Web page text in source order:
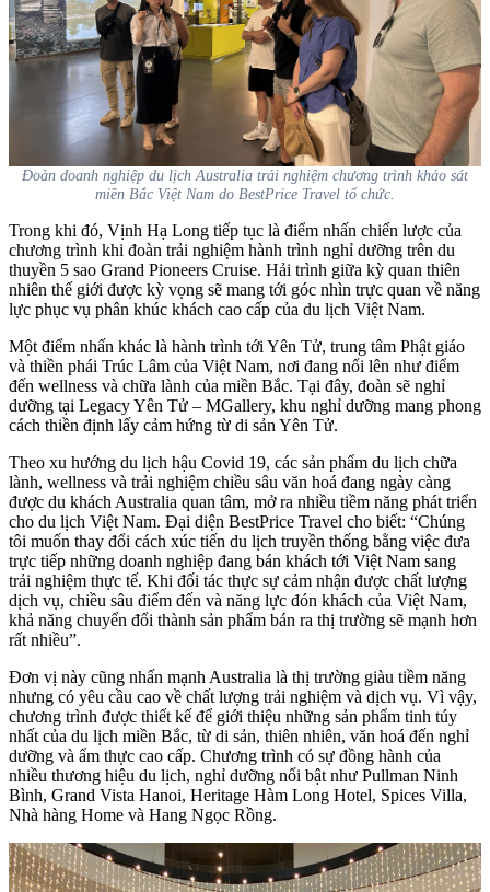
Đoàn doanh nghiệp du lịch Australia trải nghiệm chương trình khảo sát
miền Bắc Việt Nam do BestPrice Travel tổ chức.
Trong khi đó, Vịnh Hạ Long tiếp tục là điểm nhấn chiến lược của
chương trình khi đoàn trải nghiệm hành trình nghỉ dưỡng trên du
thuyền 5 sao Grand Pioneers Cruise. Hải trình giữa kỳ quan thiên
nhiên thế giới được kỳ vọng sẽ mang tới góc nhìn trực quan về năng
lực phục vụ phân khúc khách cao cấp của du lịch Việt Nam.
Một điểm nhấn khác là hành trình tới Yên Tử, trung tâm Phật giáo
và thiền phái Trúc Lâm của Việt Nam, nơi đang nổi lên như điểm
đến wellness và chữa lành của miền Bắc. Tại đây, đoàn sẽ nghỉ
dưỡng tại Legacy Yên Tử – MGallery, khu nghỉ dưỡng mang phong
cách thiền định lấy cảm hứng từ di sản Yên Tử.
Theo xu hướng du lịch hậu Covid 19, các sản phẩm du lịch chữa
lành, wellness và trải nghiệm chiều sâu văn hoá đang ngày càng
được du khách Australia quan tâm, mở ra nhiều tiềm năng phát triển
cho du lịch Việt Nam. Đại diện BestPrice Travel cho biết: “Chúng
tôi muốn thay đổi cách xúc tiến du lịch truyền thống bằng việc đưa
trực tiếp những doanh nghiệp đang bán khách tới Việt Nam sang
trải nghiệm thực tế. Khi đối tác thực sự cảm nhận được chất lượng
dịch vụ, chiều sâu điểm đến và năng lực đón khách của Việt Nam,
khả năng chuyển đổi thành sản phẩm bán ra thị trường sẽ mạnh hơn
rất nhiều”.
Đơn vị này cũng nhấn mạnh Australia là thị trường giàu tiềm năng
nhưng có yêu cầu cao về chất lượng trải nghiệm và dịch vụ. Vì vậy,
chương trình được thiết kế để giới thiệu những sản phẩm tinh túy
nhất của du lịch miền Bắc, từ di sản, thiên nhiên, văn hoá đến nghỉ
dưỡng và ẩm thực cao cấp. Chương trình có sự đồng hành của
nhiều thương hiệu du lịch, nghỉ dưỡng nổi bật như Pullman Ninh
Bình, Grand Vista Hanoi, Heritage Hàm Long Hotel, Spices Villa,
Nhà hàng Home và Hang Ngọc Rồng.